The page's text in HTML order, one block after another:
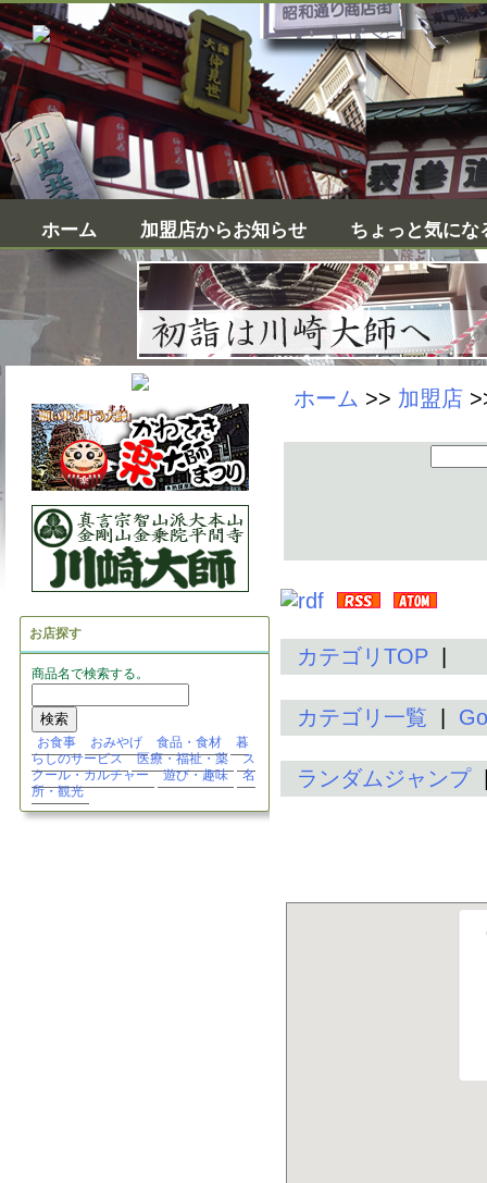
ホーム 加盟店からお知らせ ちょっと気にな
お店探す
商品名で検索する。
お食事 おみやげ 食品・食材
暮
らしのサービス
医療・福祉・薬
ス
クール・カルチャー
遊び・趣味
名
所・観光
ホーム >> 加盟店
カテゴリTOP
カテゴリ一覧
ランダムジャンプ